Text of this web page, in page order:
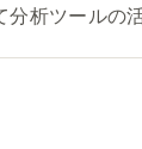
析ツールの